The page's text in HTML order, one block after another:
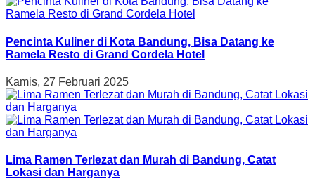
Pencinta Kuliner di Kota Bandung, Bisa Datang ke
Ramela Resto di Grand Cordela Hotel
Kamis, 27 Februari 2025
Lima Ramen Terlezat dan Murah di Bandung, Catat
Lokasi dan Harganya